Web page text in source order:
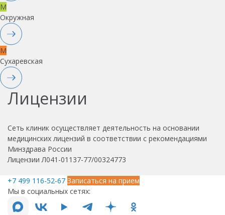
M
Окружная
M
Сухаревская
Лицензии
Сеть клиник осуществляет деятельность на основании
медицинских лицензий в соответствии с рекомендациями
Минздрава России
Лицензии Л041-01137-77/00324773
+7 499 116-52-67 Записаться на прием
Мы в социальных сетях: